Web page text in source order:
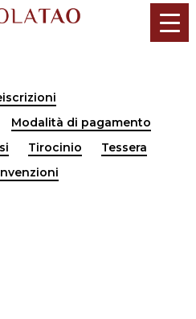
Modalità di pagamento
Tirocinio
Tessera